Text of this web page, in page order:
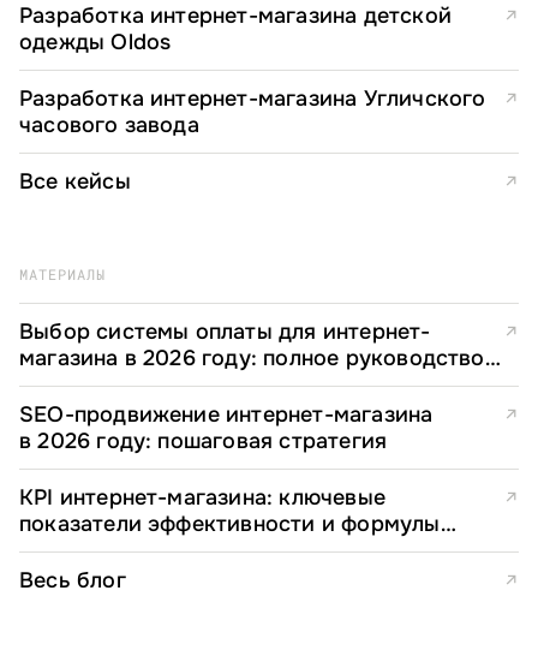
Разработка интернет-магазина детской
одежды Oldos
↗
Разработка интернет-магазина Угличского
часового завода
↗
Все кейсы ↗
МАТЕРИАЛЫ
Выбор системы оплаты для интернет-
магазина в 2026 году: полное руководство
для e-commerce директоров
↗
SEO-продвижение интернет-магазина
в 2026 году: пошаговая стратегия
↗
KPI интернет-магазина: ключевые
показатели эффективности и формулы
расчета
↗
Весь блог ↗